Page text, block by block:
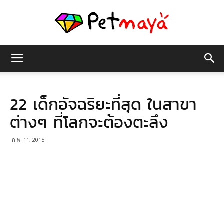
มายา
22 เด็กอัจฉริยะที่สุด ในสาขา
ต่างๆ ที่โลกจะต้องตะลึง
ก.พ. 11, 2015